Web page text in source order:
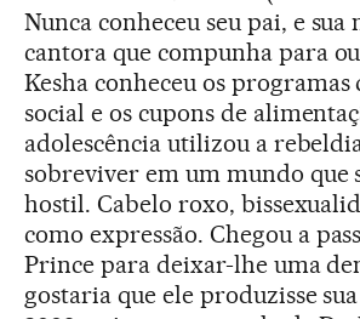
Nunca conheceu seu pai, e sua
cantora que compunha para
Kesha conheceu os programas
social e os cupons de
adolescência utilizou a
sobreviver em um mundo que
hostil. Cabelo roxo,
como expressão. Chegou a
Prince para deixar-lhe uma
gostaria que ele produzisse